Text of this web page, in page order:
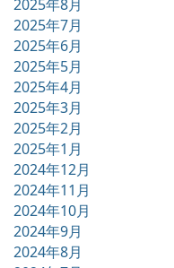
2025年8月
2025年7月
2025年6月
2025年5月
2025年4月
2025年3月
2025年2月
2025年1月
2024年12月
2024年11月
2024年10月
2024年9月
2024年8月